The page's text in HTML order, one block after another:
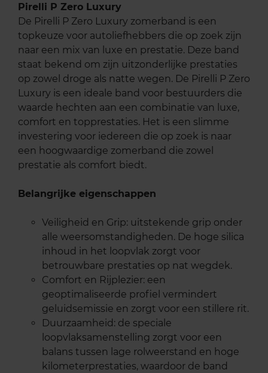
Pirelli P Zero Luxury
De Pirelli P Zero Luxury zomerband is een
topkeuze voor autoliefhebbers die op zoek zijn
naar een mix van luxe en prestatie. Deze band
staat bekend om zijn uitzonderlijke prestaties
op zowel droge als natte wegen. De Pirelli P Zero
Luxury is een ideale band voor bestuurders die
waarde hechten aan een combinatie van luxe,
comfort en topprestaties. Het is een slimme
investering voor iedereen die op zoek is naar
een hoogwaardige zomerband die zowel
prestatie als comfort biedt.
Belangrijke eigenschappen
Veiligheid en Grip: uitstekende grip onder
alle weersomstandigheden. De hoge silica
inhoud in het loopvlak zorgt voor
betrouwbare prestaties op nat wegdek.
Comfort en Rijplezier: een
geoptimaliseerde profiel vermindert
geluidsemissie en zorgt voor een stillere rit.
Duurzaamheid: de speciale
loopvlaksamenstelling zorgt voor een
balans tussen lage rolweerstand en hoge
kilometerprestaties, waardoor de band